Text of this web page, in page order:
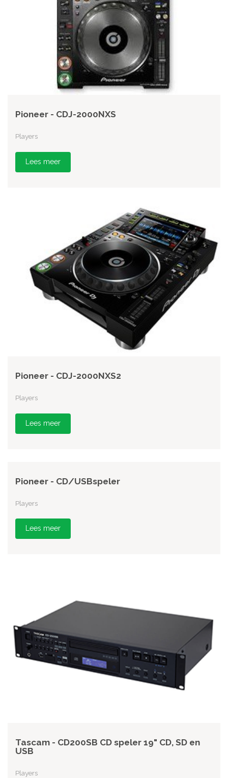
Pioneer - CDJ-2000NXS
Players
Lees meer
Pioneer - CDJ-2000NXS2
Players
Lees meer
Pioneer - CD/USBspeler
Players
Lees meer
Tascam - CD200SB CD speler 19" CD, SD en
USB
Players